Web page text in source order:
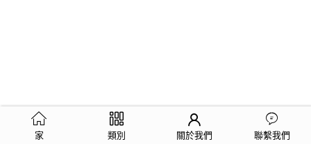
家 類別 關於我們 聯繫我們